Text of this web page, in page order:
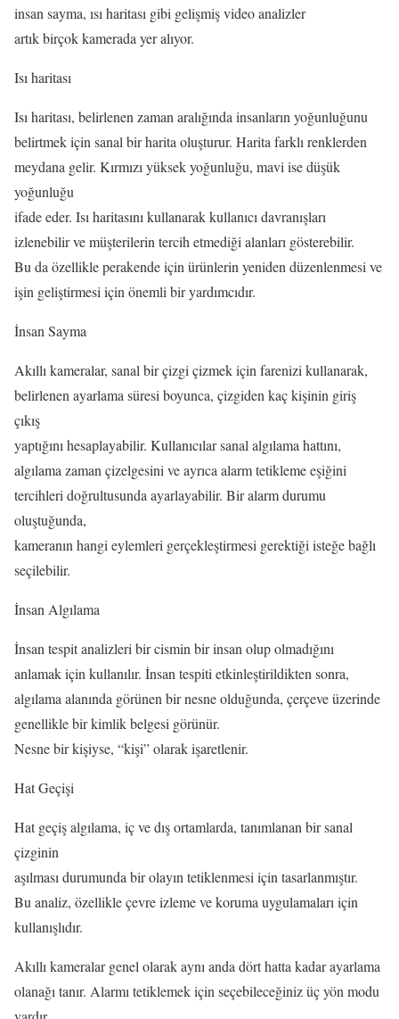
insan sayma, ısı haritası gibi gelişmiş video analizler
artık birçok kamerada yer alıyor.
Isı haritası
Isı haritası, belirlenen zaman aralığında insanların yoğunluğunu
belirtmek için sanal bir harita oluşturur. Harita farklı renklerden
meydana gelir. Kırmızı yüksek yoğunluğu, mavi ise düşük
yoğunluğu
ifade eder. Isı haritasını kullanarak kullanıcı davranışları
izlenebilir ve müşterilerin tercih etmediği alanları gösterebilir.
Bu da özellikle perakende için ürünlerin yeniden düzenlenmesi ve
işin geliştirmesi için önemli bir yardımcıdır.
İnsan Sayma
Akıllı kameralar, sanal bir çizgi çizmek için farenizi kullanarak,
belirlenen ayarlama süresi boyunca, çizgiden kaç kişinin giriş
çıkış
yaptığını hesaplayabilir. Kullanıcılar sanal algılama hattını,
algılama zaman çizelgesini ve ayrıca alarm tetikleme eşiğini
tercihleri doğrultusunda ayarlayabilir. Bir alarm durumu
oluştuğunda,
kameranın hangi eylemleri gerçekleştirmesi gerektiği isteğe bağlı
seçilebilir.
İnsan Algılama
İnsan tespit analizleri bir cismin bir insan olup olmadığını
anlamak için kullanılır. İnsan tespiti etkinleştirildikten sonra,
algılama alanında görünen bir nesne olduğunda, çerçeve üzerinde
genellikle bir kimlik belgesi görünür.
Nesne bir kişiyse, “kişi” olarak işaretlenir.
Hat Geçişi
Hat geçiş algılama, iç ve dış ortamlarda, tanımlanan bir sanal
çizginin
aşılması durumunda bir olayın tetiklenmesi için tasarlanmıştır.
Bu analiz, özellikle çevre izleme ve koruma uygulamaları için
kullanışlıdır.
Akıllı kameralar genel olarak aynı anda dört hatta kadar ayarlama
olanağı tanır. Alarmı tetiklemek için seçebileceğiniz üç yön modu